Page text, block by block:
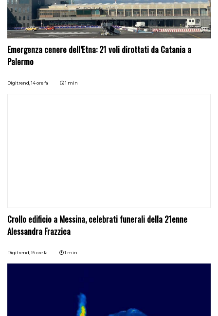
Emergenza cenere dell’Etna: 21 voli dirottati da Catania a
Palermo
Digitrend,14 ore fa 1 min
Crollo edificio a Messina, celebrati funerali della 21enne
Alessandra Frazzica
Digitrend,16 ore fa 1 min